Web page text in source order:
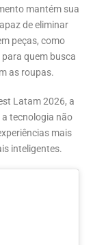
mantém sua
de eliminar
peças, como
quem busca
as roupas.
Latam 2026, a
tecnologia não
mais
inteligentes.